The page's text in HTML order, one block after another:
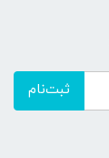
ثبت‌نام